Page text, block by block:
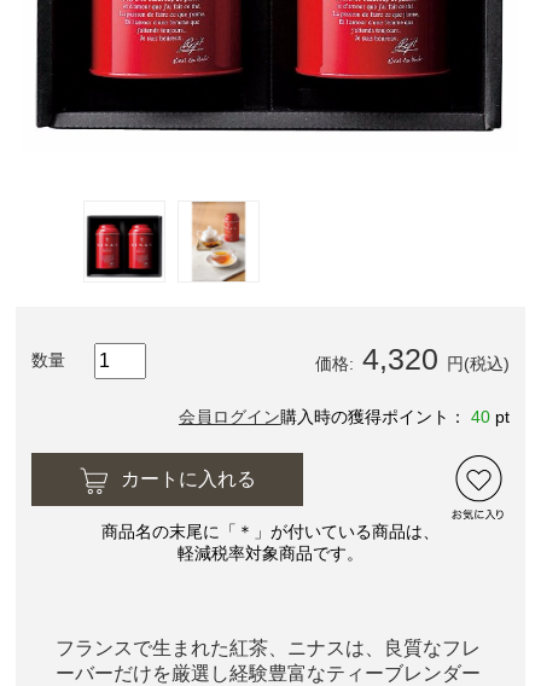
数量 価格: 4,320 円(税込)
会員ログイン購入時の獲得ポイント： 40 pt
カートに入れる
商品名の末尾に「＊」が付いている商品は、
軽減税率対象商品です。
フランスで生まれた紅茶、ニナスは、良質なフレ
ーバーだけを厳選し経験豊富なティーブレンダー